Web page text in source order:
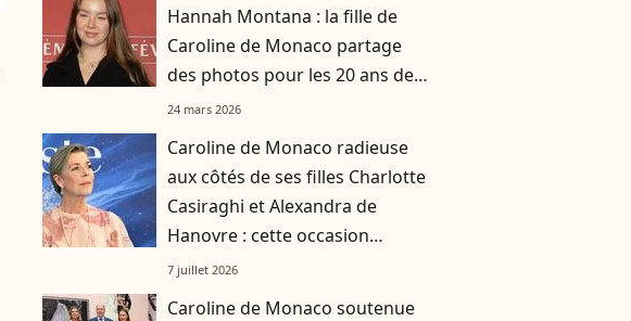
Hannah Montana : la fille de
Caroline de Monaco partage
des photos pour les 20 ans de
la série
24 mars 2026
Caroline de Monaco radieuse
aux côtés de ses filles Charlotte
Casiraghi et Alexandra de
Hanovre : cette occasion
spéciale qui les a réunies
7 juillet 2026
Caroline de Monaco soutenue